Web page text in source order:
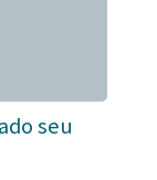
seu